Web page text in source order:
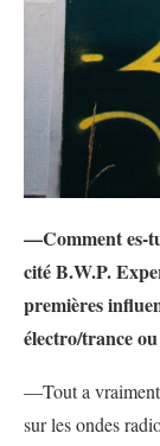
—Comment es-
cité B.W.P.
premières
électro/trance
—Tout a vraiment
sur les ondes